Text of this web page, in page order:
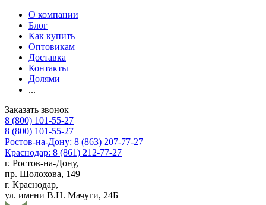
О компании
Блог
Как купить
Оптовикам
Доставка
Контакты
Долями
...
Заказать звонок
8 (800) 101-55-27
8 (800) 101-55-27
Ростов-на-Дону: 8 (863) 207-77-27
Краснодар: 8 (861) 212-77-27
г. Ростов-на-Дону,
пр. Шолохова, 149
г. Краснодар,
ул. имени В.Н. Мачуги, 24Б